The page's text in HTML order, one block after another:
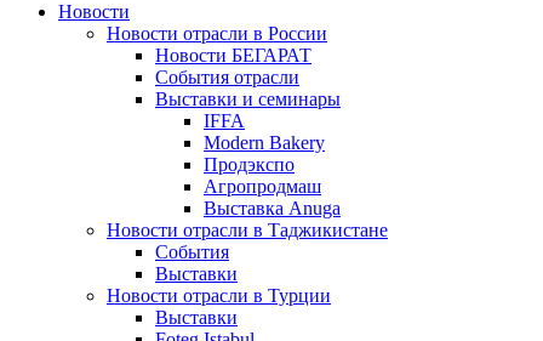
Новости
Новости отрасли в России
Новости БЕГАРАТ
События отрасли
Выставки и семинары
IFFA
Modern Bakery
Продэкспо
Агропродмаш
Выставка Anuga
Новости отрасли в Таджикистане
События
Выставки
Новости отрасли в Турции
Выставки